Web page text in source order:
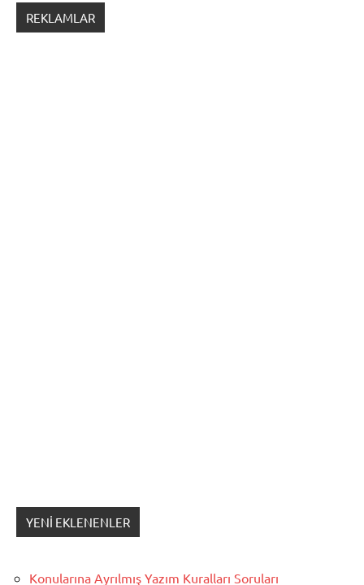
REKLAMLAR
YENI EKLENENLER
Konularına Ayrılmış Yazım Kuralları Soruları